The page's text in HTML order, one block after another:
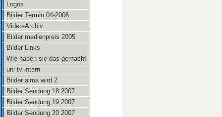
Logos
Bilder Termin 04-2006
Video-Archiv
Bilder medienpreis 2005
Bilder Links
Wie haben sie das gemacht
uni-tv-intern
Bilder alma wird 2
Bilder Sendung 18 2007
Bilder Sendung 19 2007
Bilder Sendung 20 2007